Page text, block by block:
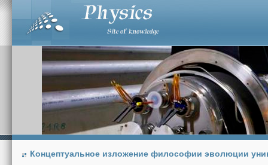
Концептуальное изложение философии эволюции